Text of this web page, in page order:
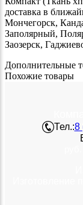
доставка в
Мончегорск,
Заполярный,
Заозерск,
Дополнительные
Похожие товары
Тел.:8